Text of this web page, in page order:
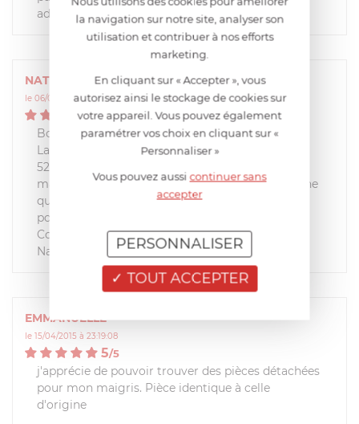
adapté a mon vieux magimix 4100
NATHALIE
le 06/02/2019 à 13:56:40
5/5
Bonjour
La pièce commandée pour mon robot Magimix
5200, le prolongateur pour disques, fonctionne
mais ne correspond pas au prolongateur d'origine
qui était plus long. Je ne peux donc pas l'utiliser
pour la plupart des aliments à râper. QUe faire?
Cordialement
Nathalie Prader
EMMANUELLE
le 15/04/2015 à 23:19:08
5/5
j'apprécie de pouvoir trouver des pièces détachées
pour mon maigris. Pièce identique à celle
d'origine
la navigation sur notre site, analyser son
utilisation et contribuer à nos efforts
marketing.
En cliquant sur « Accepter », vous
autorisez ainsi le stockage de cookies sur
votre appareil. Vous pouvez également
paramétrer vos choix en cliquant sur «
Personnaliser »
Vous pouvez aussicontinuer sans
accepter
TOUT ACCEPTER
PERSONNALISER